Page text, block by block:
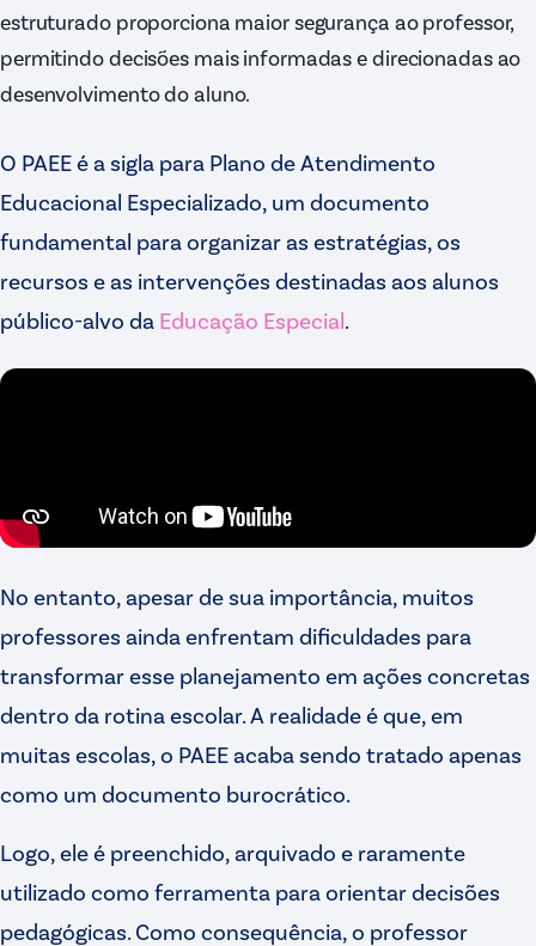
estruturado proporciona maior segurança ao professor,
permitindo decisões mais informadas e direcionadas ao
desenvolvimento do aluno.
O PAEE é a sigla para Plano de Atendimento
Educacional Especializado, um documento
fundamental para organizar as estratégias, os
recursos e as intervenções destinadas aos alunos
público-alvo da Educação Especial
No entanto, apesar de sua importância, muitos
professores ainda enfrentam dificuldades para
transformar esse planejamento em ações concretas
dentro da rotina escolar. A realidade é que, em
muitas escolas, o PAEE acaba sendo tratado apenas
como um documento burocrático.
Logo, ele é preenchido, arquivado e raramente
utilizado como ferramenta para orientar decisões
pedagógicas. Como consequência, o professor